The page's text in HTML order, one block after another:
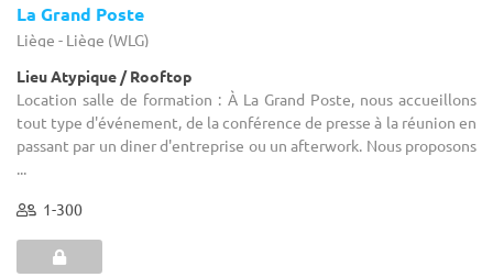
La Grand Poste
Liège - Liège (WLG)
Lieu Atypique / Rooftop
Location salle de formation : À La Grand Poste, nous accueillons
tout type d'événement, de la conférence de presse à la réunion en
passant par un diner d'entreprise ou un afterwork. Nous proposons
...
1-300